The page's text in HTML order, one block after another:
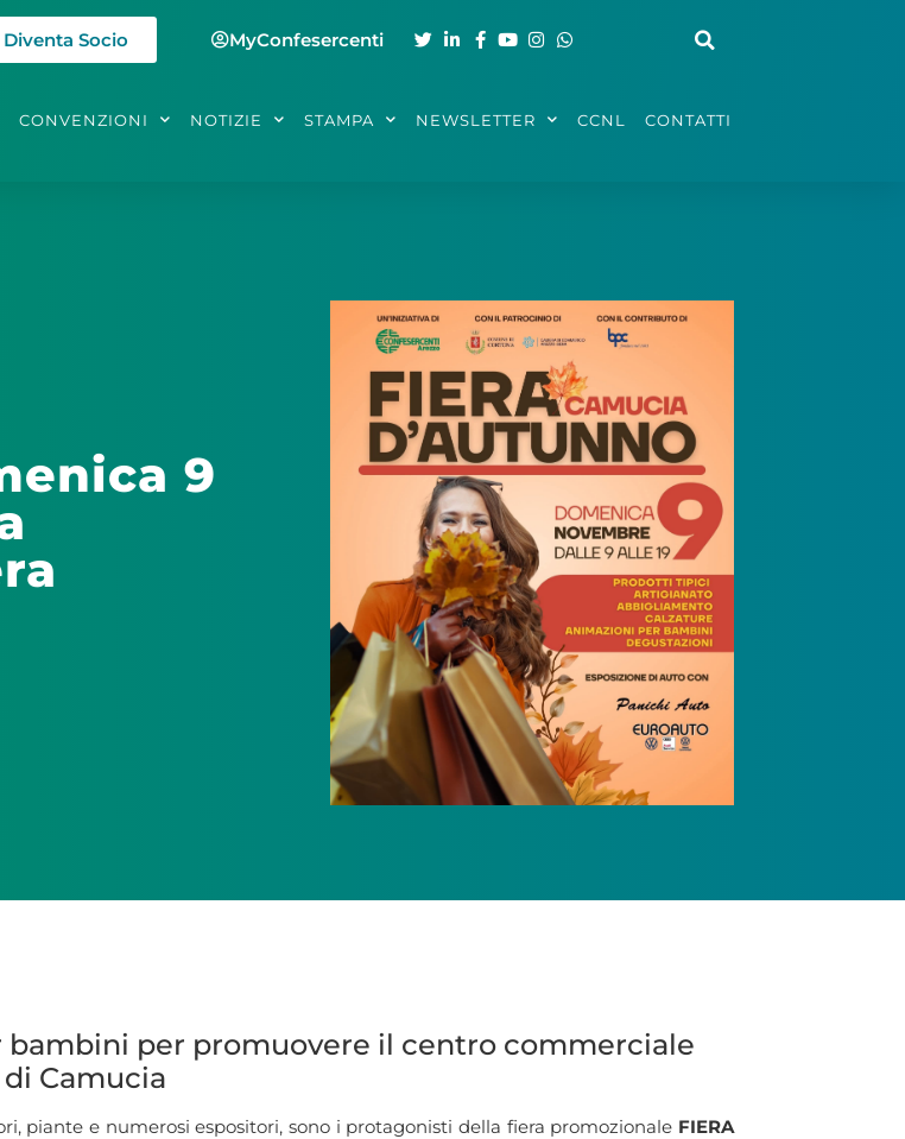
Diventa Socio MyConfesercenti
CONVENZIONI NOTIZIE STAMPA NEWSLETTER CCNL CONTATTI
9
per promuovere il centro commerciale
Camucia
piante e numerosi espositori, sono i protagonisti della fiera promozionale FIERA